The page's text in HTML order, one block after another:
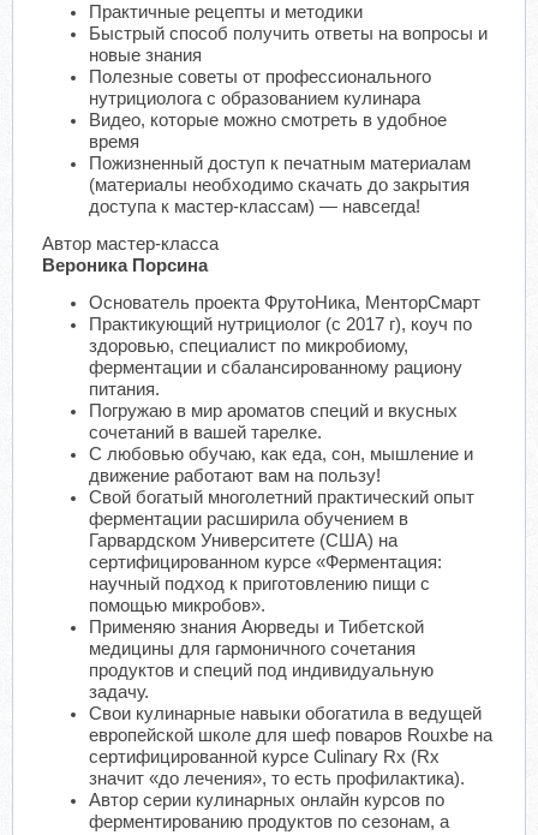
Практичные рецепты и методики
Быстрый способ получить ответы на вопросы и
новые знания
Полезные советы от профессионального
нутрициолога с образованием кулинара
Видео, которые можно смотреть в удобное
время
Пожизненный доступ к печатным материалам
(материалы необходимо скачать до закрытия
доступа к мастер-классам) — навсегда!
Автор мастер-класса
Вероника Порсина
Основатель проекта ФрутоНика, МенторСмарт
Практикующий нутрициолог (с 2017 г), коуч по
здоровью, специалист по микробиому,
ферментации и сбалансированному рациону
питания.
Погружаю в мир ароматов специй и вкусных
сочетаний в вашей тарелке.
С любовью обучаю, как еда, сон, мышление и
движение работают вам на пользу!
Свой богатый многолетний практический опыт
ферментации расширила обучением в
Гарвардском Университете (США) на
сертифицированном курсе «Ферментация:
научный подход к приготовлению пищи с
помощью микробов».
Применяю знания Аюрведы и Тибетской
медицины для гармоничного сочетания
продуктов и специй под индивидуальную
задачу.
Свои кулинарные навыки обогатила в ведущей
европейской школе для шеф поваров Rouxbe на
сертифицированной курсе Culinary Rx (Rx
значит «до лечения», то есть профилактика).
Автор серии кулинарных онлайн курсов по
ферментированию продуктов по сезонам, а